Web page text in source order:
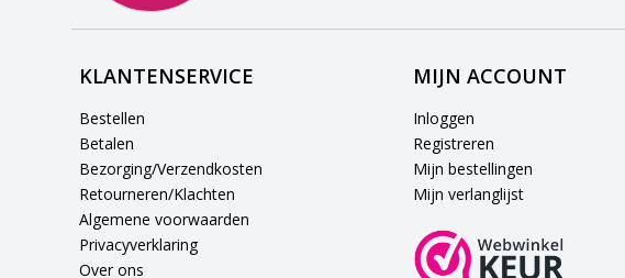
KLANTENSERVICE
Bestellen
Betalen
Bezorging/Verzendkosten
Retourneren/Klachten
Algemene voorwaarden
Privacyverklaring
Over ons
MIJN ACCOUNT
Inloggen
Registreren
Mijn bestellingen
Mijn verlanglijst